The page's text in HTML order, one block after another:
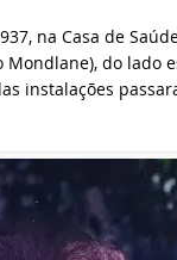
na Casa de
do lado
instalações